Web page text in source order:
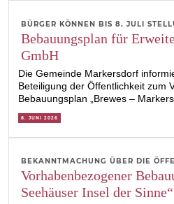
BÜRGER KÖNNEN BIS 8. JULI
Bebauungsplan für
GmbH
Die Gemeinde Markersdorf
Beteiligung der Öffentlichkeit zum
Bebauungsplan „Brewes –
8. JUNI 2026
BEKANNTMACHUNG ÜBER DIE
Vorhabenbezogener
Seehäuser Insel der